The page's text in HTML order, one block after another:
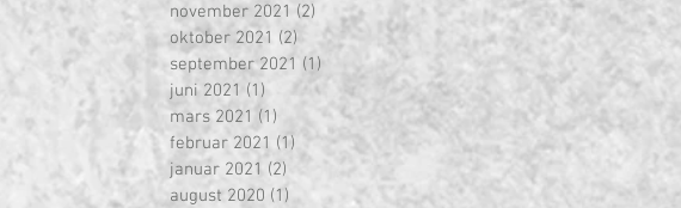
november 2021 (2) 2 innlegg
oktober 2021 (2) 2 innlegg
september 2021 (1) 1 innlegg
juni 2021 (1) 1 innlegg
mars 2021 (1) 1 innlegg
februar 2021 (1) 1 innlegg
januar 2021 (2)
august 2020 (1) 1 innlegg